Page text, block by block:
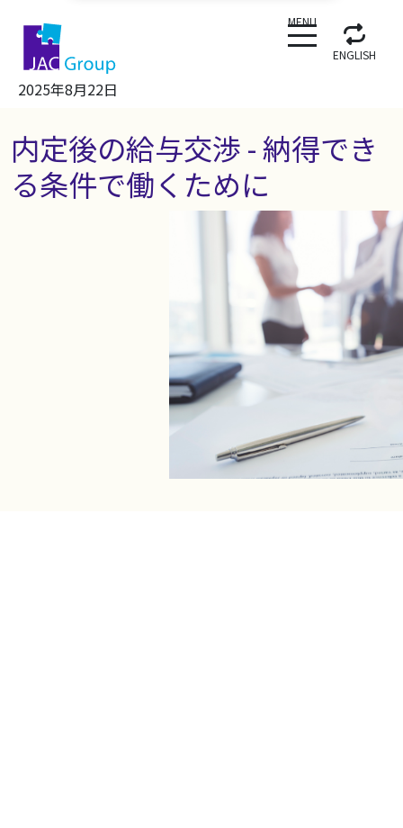
MENU
ENGLISH
内定後の給与交渉 - 納得でき
る条件で働くために
2025年8月22日